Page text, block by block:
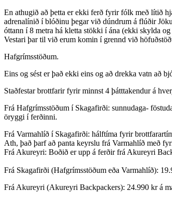
En athugið að þetta er ekki ferð fyrir fólk með lítið
adrenalínið í blóðinu þegar við dúndrum á flúðir
óttann í 8 metra há kletta stökki í ána (ekki skylda
Vestari þar til við erum komin í grennd við
Hafgrímsstöðum.
Eins og sést er það ekki eins og að drekka vatn að
Staðfestar brottfarir fyrir minnst 4 þátttakendur á
Frá Hafgrímsstöðum í Skagafirði: sunnudaga-
öryggi í ferðinni.
Frá Varmahlíð í Skagafirði: hálftíma fyrir
Ath, það þarf að panta keyrslu frá Varmahlíð með
Frá Akureyri: Boðið er upp á ferðir frá Akureyri
Frá Skagafirði (Hafgrímsstöðum eða Varmahlíð):
Frá Akureyri (Akureyri Backpackers): 24.990 kr á